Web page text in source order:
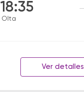
18:35
Olta
Ver detalles